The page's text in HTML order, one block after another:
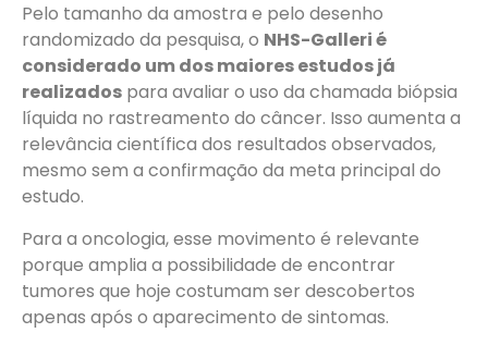
Pelo tamanho da amostra e pelo desenho
randomizado da pesquisa, o NHS-Galleri é
considerado um dos maiores estudos já
realizados para avaliar o uso da chamada biópsia
líquida no rastreamento do câncer. Isso aumenta a
relevância científica dos resultados observados,
mesmo sem a confirmação da meta principal do
estudo.
Para a oncologia, esse movimento é relevante
porque amplia a possibilidade de encontrar
tumores que hoje costumam ser descobertos
apenas após o aparecimento de sintomas.